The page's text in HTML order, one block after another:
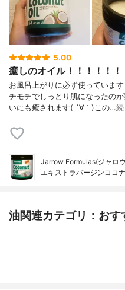
5.00
癒しのオイル！！！！！！
お風呂上がりに必ず使っていま
チモチでしっとり肌になったの
いにも癒されます( ´∀｀)この…
Jarrow Formulas(ジャロ
エキストラバージンココ
油関連カテゴリ：お